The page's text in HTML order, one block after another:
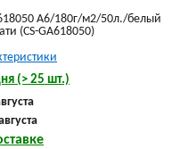
A6/180г/м2/50л./белый
(CS-GA618050)
(> 25 шт.)